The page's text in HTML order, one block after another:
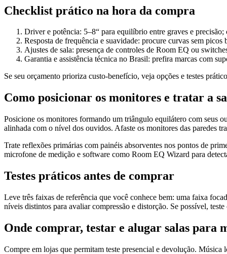
Checklist prático na hora da compra
Driver e potência: 5–8“ para equilíbrio entre graves e
Resposta de frequência e suavidade: procure curvas sem
Ajustes de sala: presença de controles de Room EQ ou
Garantia e assistência técnica no Brasil: prefira marcas com
Se seu orçamento prioriza custo-benefício, veja opções e testes
Como posicionar os monitores e tratar a
Posicione os monitores formando um triângulo equilátero com seus
alinhada com o nível dos ouvidos. Afaste os monitores das paredes
Trate reflexões primárias com painéis absorventes nos pontos de
microfone de medição e software como Room EQ Wizard para
Testes práticos antes de comprar
Leve três faixas de referência que você conhece bem: uma faixa
níveis distintos para avaliar compressão e distorção. Se possível,
Onde comprar, testar e alugar salas para
Compre em lojas que permitam teste presencial e devolução. Música